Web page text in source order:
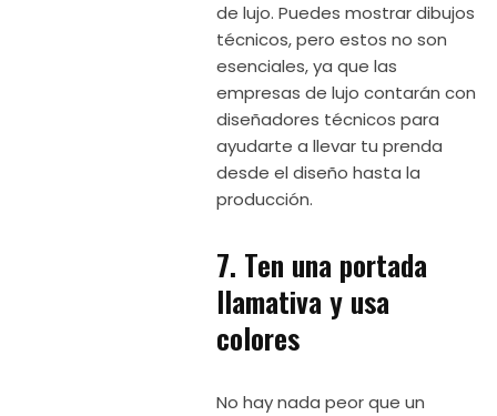
de lujo. Puedes mostrar dibujos
técnicos, pero estos no son
esenciales, ya que las
empresas de lujo contarán con
diseñadores técnicos para
ayudarte a llevar tu prenda
desde el diseño hasta la
producción.
7. Ten una portada
llamativa y usa
colores
No hay nada peor que un